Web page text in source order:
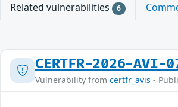
Related vulnerabilities 6
CERTFR-2026-AVI-
Vulnerability from certfr_avis -